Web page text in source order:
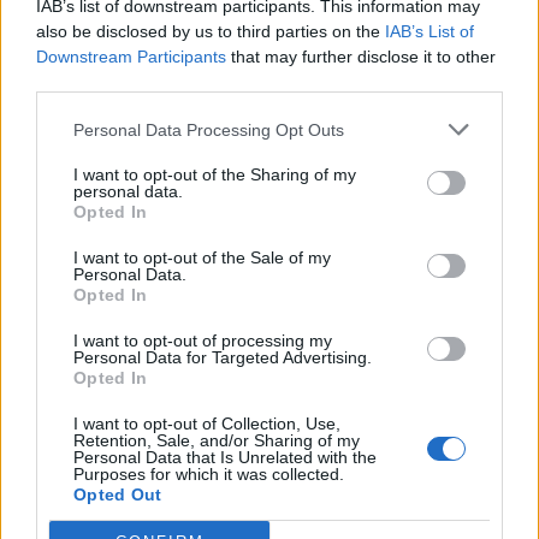
IAB’s list of downstream participants. This information may
also be disclosed by us to third parties on the IAB’s List of
Downstream Participants that may further disclose it to other
Personal Data Processing Opt Outs
I want to opt-out of the Sharing of my
personal data.
Opted In
I want to opt-out of the Sale of my
Personal Data.
Opted In
I want to opt-out of processing my
Personal Data for Targeted Advertising.
Opted In
I want to opt-out of Collection, Use,
Retention, Sale, and/or Sharing of my
Personal Data that Is Unrelated with the
Purposes for which it was collected.
Opted Out
Deseu el meu nom, el correu electrònic i el lloc web en
Captcha7 + 1 = ?
Please